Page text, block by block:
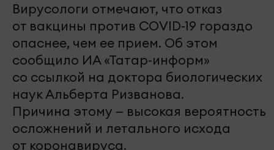
Вирусологи отмечают, что отказ
от вакцины против COVID-19 гораздо
опаснее, чем ее прием. Об этом
сообщило ИА «Татар-информ»
со ссылкой на доктора биологических
наук Альберта Ризванова.
Причина этому — высокая вероятность
осложнений и летального исхода
от коронавируса.